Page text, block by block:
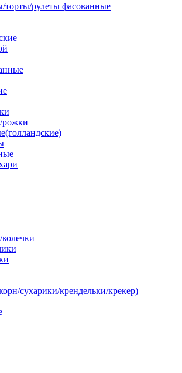
рулеты фасованные
рожки
сухарики/крендельки/крекер)